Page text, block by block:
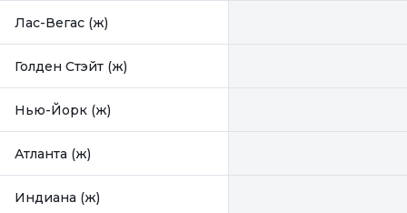
Лас-Вегас (ж)
Голден Стэйт (ж)
Нью-Йорк (ж)
Атланта (ж)
Индиана (ж)